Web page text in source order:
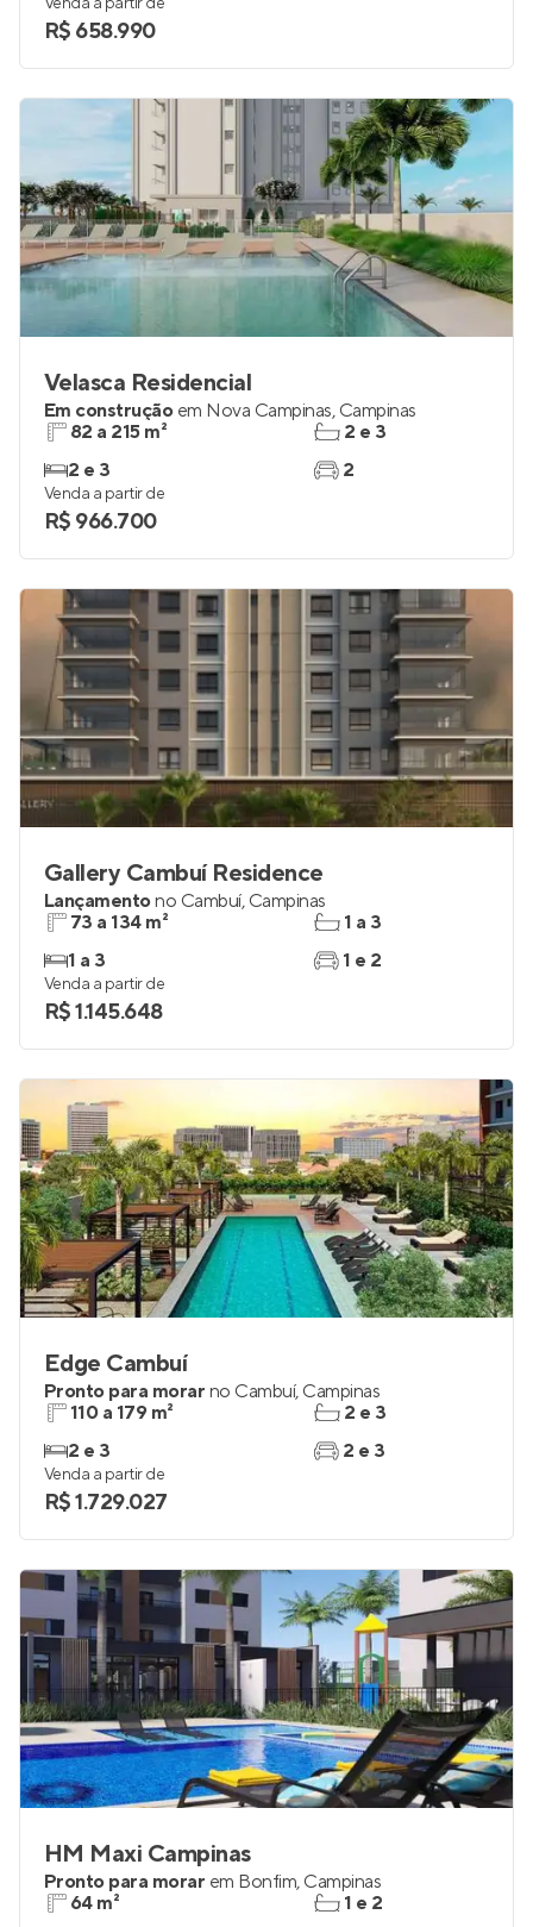
R$ 658.990
Velasca Residencial
Em construção em Nova Campinas, Campinas
82 a 215 m²
2 e 3
2 e 3
2
Venda a partir de
R$ 966.700
Gallery Cambuí Residence
Lançamentono Cambuí, Campinas
73 a 134 m²
1 a 3
1 a 3
1 e 2
Venda a partir de
R$ 1.145.648
Edge Cambuí
Pronto para morar no Cambuí, Campinas
110 a 179 m²
2 e 3
2 e 3
2 e 3
Venda a partir de
R$ 1.729.027
HM Maxi Campinas
Pronto para morar em Bonfim, Campinas
64 m²
1 e 2